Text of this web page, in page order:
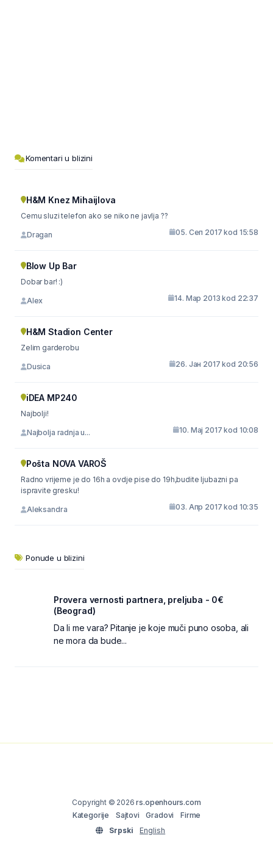
Komentari u blizini
H&M Knez Mihaijlova
Cemu sluzi telefon ako se niko ne javlja ??
Dragan 05. Сеп 2017 kod 15:58
Blow Up Bar
Dobar bar! :)
Alex 14. Мар 2013 kod 22:37
H&M Stadion Center
Zelim garderobu
Dusica 26. Јан 2017 kod 20:56
iDEA MP240
Najbolji!
Najbolja radnja u... 10. Мај 2017 kod 10:08
Pošta NOVA VAROŠ
Radno vrijeme je do 16h a ovdje pise do 19h,budite ljubazni pa
ispravite gresku!
Aleksandra 03. Апр 2017 kod 10:35
Ponude u blizini
Provera vernosti partnera, preljuba - 0€
(Beograd)
Da li me vara? Pitanje je koje muči puno osoba, ali
ne mora da bude...
Copyright © 2026rs.openhours.com
Kategorije
Sajtovi Gradovi
Firme
Srpski
English